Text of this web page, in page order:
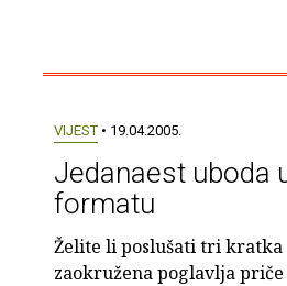
VIJEST• 19.04.2005.
Jedanaest uboda
formatu
Želite li poslušati tri kratka
zaokružena poglavlja priče